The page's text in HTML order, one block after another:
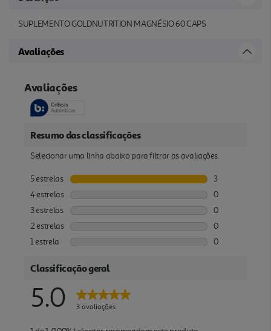
SUPLEMENTO GOLDNUTRITION MAGNÉSIO 60 CAPS
Avaliações